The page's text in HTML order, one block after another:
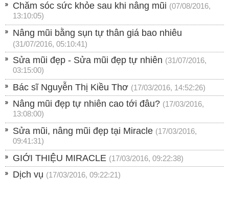
Chăm sóc sức khỏe sau khi nâng mũi (07/08/2016,
13:10:05)
Nâng mũi bằng sụn tự thân giá bao nhiêu
(31/07/2016, 05:10:41)
Sửa mũi đẹp - Sửa mũi đẹp tự nhiên (31/07/2016,
03:15:00)
Bác sĩ Nguyễn Thị Kiều Thơ (17/03/2016, 14:52:26)
Nâng mũi đẹp tự nhiên cao tới đâu? (17/03/2016,
13:08:00)
Sửa mũi, nâng mũi đẹp tại Miracle (17/03/2016,
09:41:31)
GIỚI THIỆU MIRACLE (17/03/2016, 09:22:38)
Dịch vụ (17/03/2016, 09:22:21)